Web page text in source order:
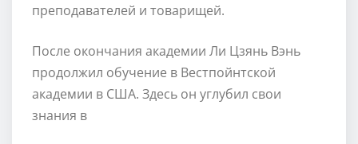
преподавателей и товарищей.
После окончания академии Ли Цзянь Вэнь
продолжил обучение в Вестпойнтской
академии в США. Здесь он углубил свои
знания в